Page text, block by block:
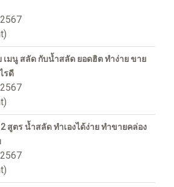
เมนู สลัด กับน้ำสลัด ยอดฮิต ทำง่าย ขาย
รดี
สูตร น้ำสลัด ทำเองได้ง่าย ทำขายคล่อง